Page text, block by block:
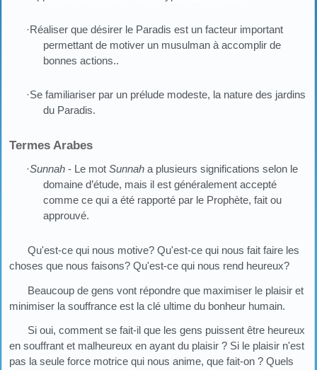
·Réaliser que désirer le Paradis est un facteur important
permettant de motiver un musulman à accomplir de
bonnes actions..
·Se familiariser par un prélude modeste, la nature des jardins
du Paradis.
Termes Arabes
·Sunnah - Le mot Sunnah a plusieurs significations selon le
domaine d’étude, mais il est généralement accepté
comme ce qui a été rapporté par le Prophète, fait ou
approuvé.
Qu'est-ce qui nous motive? Qu'est-ce qui nous fait faire les
choses que nous faisons? Qu'est-ce qui nous rend heureux?
Beaucoup de gens vont répondre que maximiser le plaisir et
minimiser la souffrance est la clé ultime du bonheur humain.
Si oui, comment se fait-il que les gens puissent être heureux
en souffrant et malheureux en ayant du plaisir ? Si le plaisir n'est
pas la seule force motrice qui nous anime, que fait-on ? Quels